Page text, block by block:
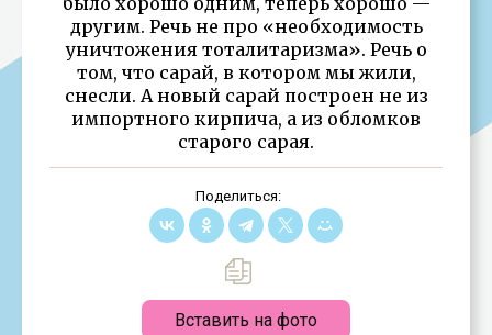
другим. Речь не про «необходимость
уничтожения тоталитаризма». Речь о
том, что сарай, в котором мы жили,
снесли. А новый сарай построен не из
импортного кирпича, а из обломков
старого сарая.
Поделиться:
Вставить на фото